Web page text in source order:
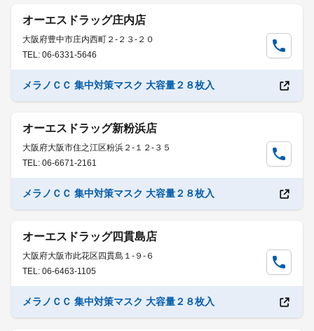
オーエスドラッグ庄内店
大阪府豊中市庄内西町２-２３-２０
TEL: 06-6331-5646
メラノＣＣ 集中対策マスク 大容量２８枚入
オーエスドラッグ新粉浜店
大阪府大阪市住之江区粉浜２-１２-３５
TEL: 06-6671-2161
メラノＣＣ 集中対策マスク 大容量２８枚入
オーエスドラッグ四貫島店
大阪府大阪市此花区四貫島１-９-６
TEL: 06-6463-1105
メラノＣＣ 集中対策マスク 大容量２８枚入